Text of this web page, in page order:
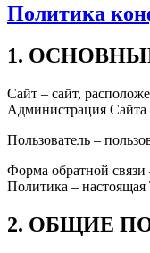
Политика
1.
Сайт – сайт,
Администрация Сайта
Пользователь –
Форма обратной
Политика –
2. ОБЩИЕ